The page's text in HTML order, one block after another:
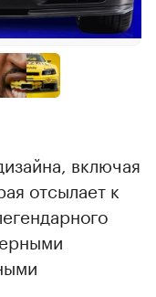
включая
отсылает к